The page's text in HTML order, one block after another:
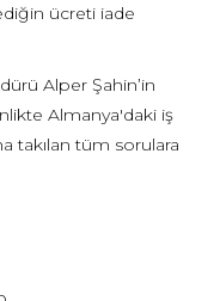
ücreti iade
Alper Şahin’in
Almanya'daki iş
takılan tüm sorulara